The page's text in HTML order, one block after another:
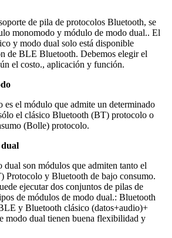
de pila de protocolos Bluetooth, se
monomodo y módulo de modo dual.. El
y modo dual solo está disponible
de BLE Bluetooth. Debemos elegir el
el costo., aplicación y función.
el módulo que admite un determinado
el clásico Bluetooth (BT) protocolo o
(Bolle) protocolo.
dual
dual son módulos que admiten tanto el
Protocolo y Bluetooth de bajo consumo.
ejecutar dos conjuntos de pilas de
de módulos de modo dual.: Bluetooth
y Bluetooth clásico (datos+audio)+
modo dual tienen buena flexibilidad y